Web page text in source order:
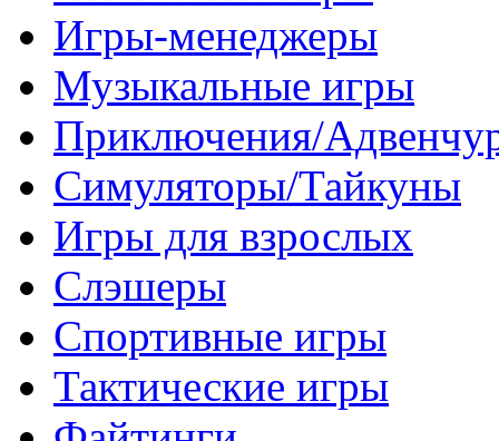
Игры-менеджеры
Музыкальные игры
Приключения/
Симуляторы/Тайкуны
Игры для взрослых
Слэшеры
Спортивные игры
Тактические игры